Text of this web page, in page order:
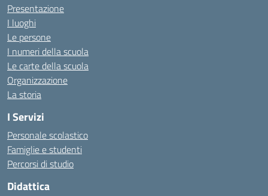
Presentazione
I luoghi
Le persone
I numeri della scuola
Le carte della scuola
Organizzazione
La storia
I Servizi
Personale scolastico
Famiglie e studenti
Percorsi di studio
Didattica